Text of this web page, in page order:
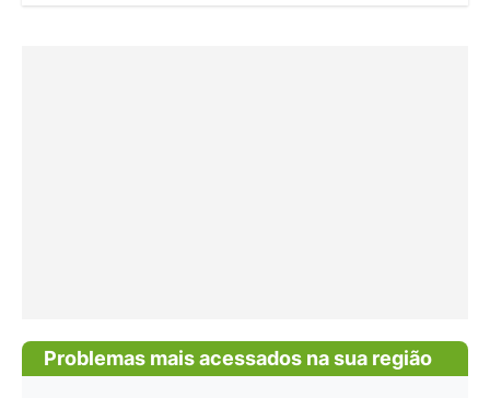
Problemas mais acessados na sua região